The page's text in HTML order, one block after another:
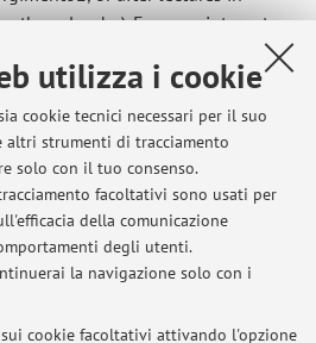
utilizza i cookie
cookie tecnici necessari per il suo
altri strumenti di tracciamento
solo con il tuo consenso.
facoltativi sono usati per
della comunicazione
degli utenti.
la navigazione solo con i
cookie facoltativi attivando l'opzione
the calendar). For appointments,
Ultimi avvisi
2020 per Civili, Guardigli-Venturi